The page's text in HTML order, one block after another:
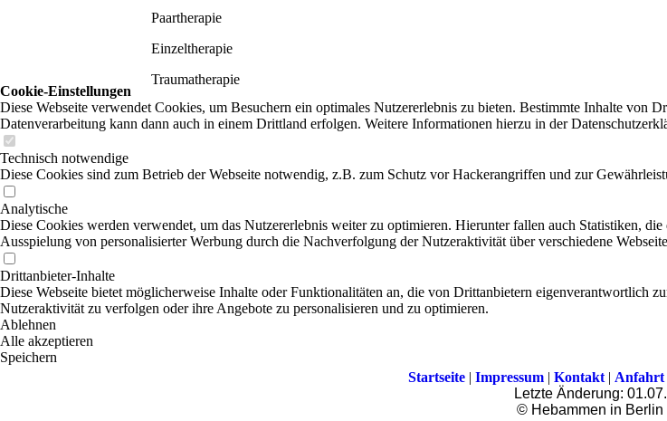
Paartherapie
Einzeltherapie
Traumatherapie
Startseite | Impressum | Kontakt | Anfahrt
Letzte Änderung:
© Hebammen in Berlin
Cookie-Einstellungen
Diese Webseite verwendet Cookies, um Besuchern ein optimales Nutzererlebnis zu bieten. Bestimmte Inhalte von
Datenverarbeitung kann dann auch in einem Drittland erfolgen. Weitere Informationen hierzu in der
Technisch notwendige
Diese Cookies sind zum Betrieb der Webseite notwendig, z.B. zum Schutz vor Hackerangriffen und zur
Analytische
Diese Cookies werden verwendet, um das Nutzererlebnis weiter zu optimieren. Hierunter fallen auch Statistiken,
Ausspielung von personalisierter Werbung durch die Nachverfolgung der Nutzeraktivität über verschiedene
Drittanbieter-Inhalte
Diese Webseite bietet möglicherweise Inhalte oder Funktionalitäten an, die von Drittanbietern eigenverantwortlich
Nutzeraktivität zu verfolgen oder ihre Angebote zu personalisieren und zu optimieren.
Ablehnen
Alle akzeptieren
Speichern